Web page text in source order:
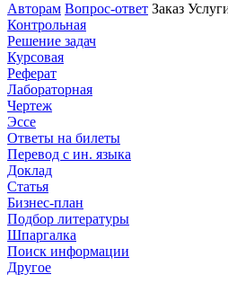
Авторам Вопрос-ответ Заказ
Контрольная
Решение задач
Курсовая
Реферат
Лабораторная
Чертеж
Эссе
Ответы на билеты
Перевод с ин. языка
Доклад
Статья
Бизнес-план
Подбор литературы
Шпаргалка
Поиск информации
Другое